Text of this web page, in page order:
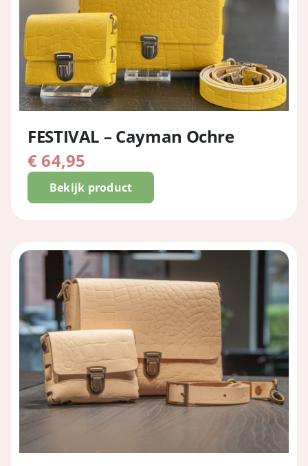
FESTIVAL – Cayman Ochre
Bekijk product
€ 64,95